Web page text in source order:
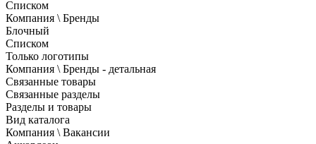
Списком
Компания \ Бренды
Блочный
Списком
Только логотипы
Компания \ Бренды - детальная
Связанные товары
Связанные разделы
Разделы и товары
Вид каталога
Компания \ Вакансии